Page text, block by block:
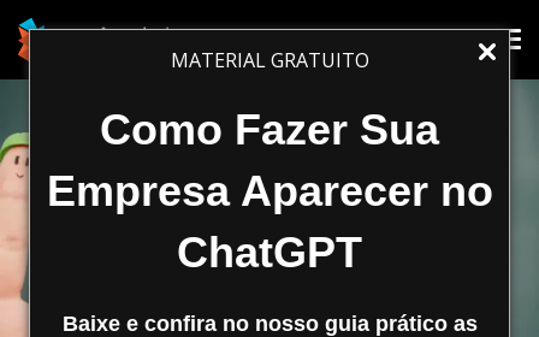
MATERIAL GRATUITO
Como Fazer Sua
Empresa Aparecer no
ChatGPT
Baixe e confira no nosso guia prático as